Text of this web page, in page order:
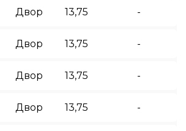
Двор 13,75 -
Двор 13,75 -
Двор 13,75 -
Двор 13,75 -